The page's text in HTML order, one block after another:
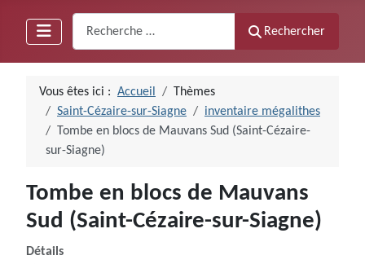
Rechercher
Vous êtes ici : Accueil
Thèmes
Saint-Cézaire-sur-Siagne
inventaire mégalithes
Tombe en blocs de Mauvans Sud (Saint-Cézaire-
sur-Siagne)
Tombe en blocs de Mauvans
Sud (Saint-Cézaire-sur-Siagne)
Détails